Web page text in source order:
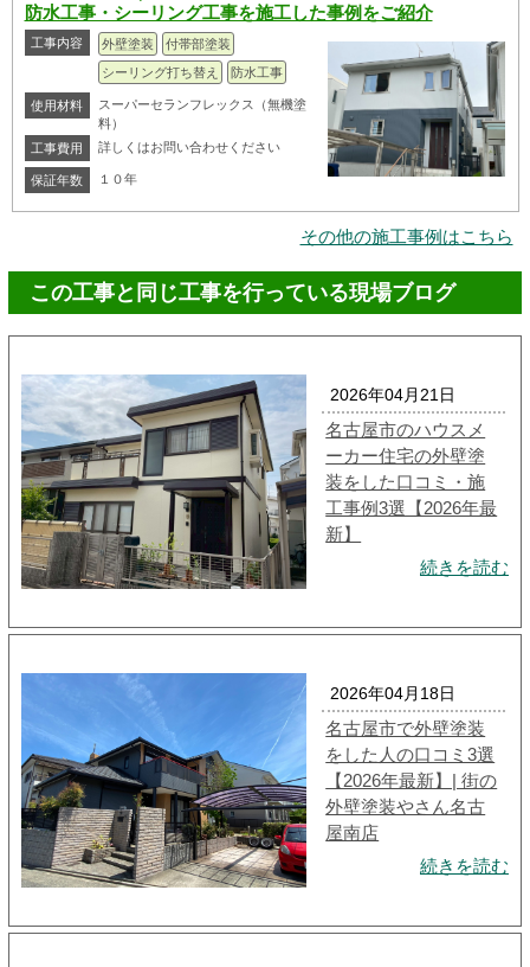
防水工事・シーリング工事を施工した事例をご紹介
工事内容 外壁塗装
付帯部塗装
シーリング打ち替え
防水工事
使用材料
スーパーセランフレックス（無機塗
料）
工事費用
詳しくはお問い合わせください
保証年数 １０年
その他の施工事例はこちら
この工事と同じ工事を行っている現場ブログ
2026年04月21日
名古屋市のハウスメ
ーカー住宅の外壁塗
装をした口コミ・施
工事例3選【2026年最
新】
続きを読む
2026年04月18日
名古屋市で外壁塗装
をした人の口コミ3選
【2026年最新】| 街の
外壁塗装やさん名古
屋南店
続きを読む